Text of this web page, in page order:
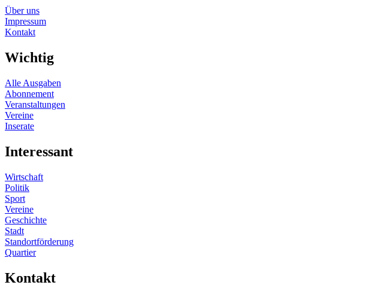
Über uns
Impressum
Kontakt
Wichtig
Alle Ausgaben
Abonnement
Veranstaltungen
Vereine
Inserate
Interessant
Wirtschaft
Politik
Sport
Vereine
Geschichte
Stadt
Standortförderung
Quartier
Kontakt